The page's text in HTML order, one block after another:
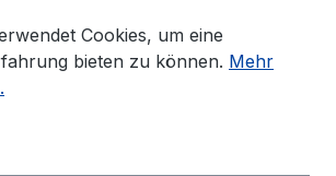
Cookies, um eine
bieten zu können. Mehr